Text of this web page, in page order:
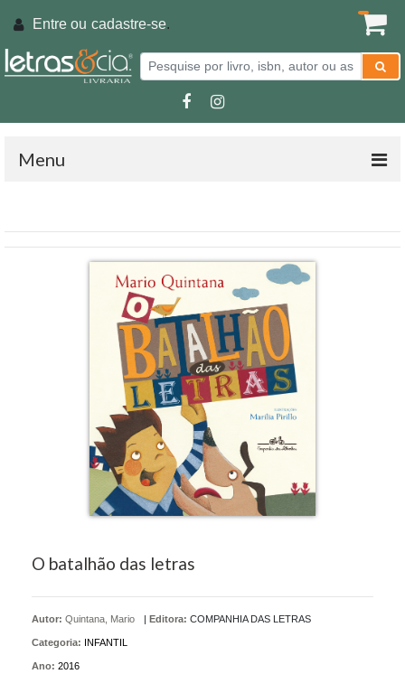
Entre ou cadastre-se.
Menu
O batalhão das letras
Autor: Quintana, Mario | Editora: COMPANHIA DAS LETRAS
Categoria: INFANTIL
Ano: 2016